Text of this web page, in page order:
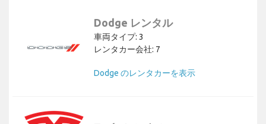
Dodge レンタル
車両タイプ: 3
レンタカー会社: 7
Dodge のレンタカーを表示